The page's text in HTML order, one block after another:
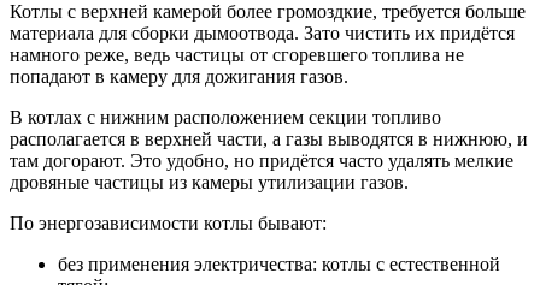
Котлы с верхней камерой более громоздкие, требуется больше
материала для сборки дымоотвода. Зато чистить их придётся
намного реже, ведь частицы от сгоревшего топлива не
попадают в камеру для дожигания газов.
В котлах с нижним расположением секции топливо
располагается в верхней части, а газы выводятся в нижнюю, и
там догорают. Это удобно, но придётся часто удалять мелкие
дровяные частицы из камеры утилизации газов.
По энергозависимости котлы бывают:
без применения электричества: котлы с естественной